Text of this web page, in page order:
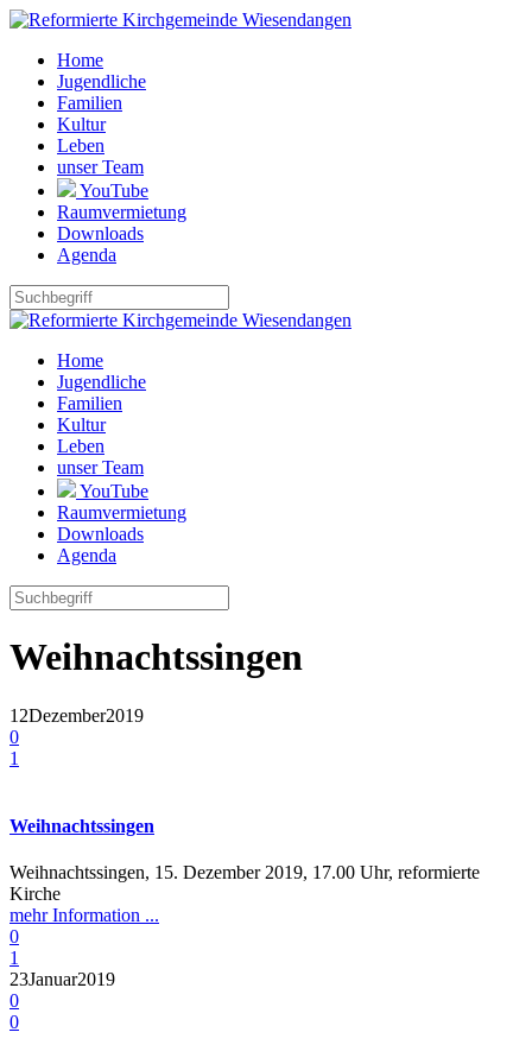
Home
Jugendliche
Familien
Kultur
Leben
unser Team
YouTube
Raumvermietung
Downloads
Agenda
Home
Jugendliche
Familien
Kultur
Leben
unser Team
YouTube
Raumvermietung
Downloads
Agenda
Weihnachtssingen
12Dezember2019
0
1
Weihnachtssingen
Weihnachtssingen, 15. Dezember 2019, 17.00 Uhr, reformierte
Kirche
mehr Information ...
0
1
23Januar2019
0
0